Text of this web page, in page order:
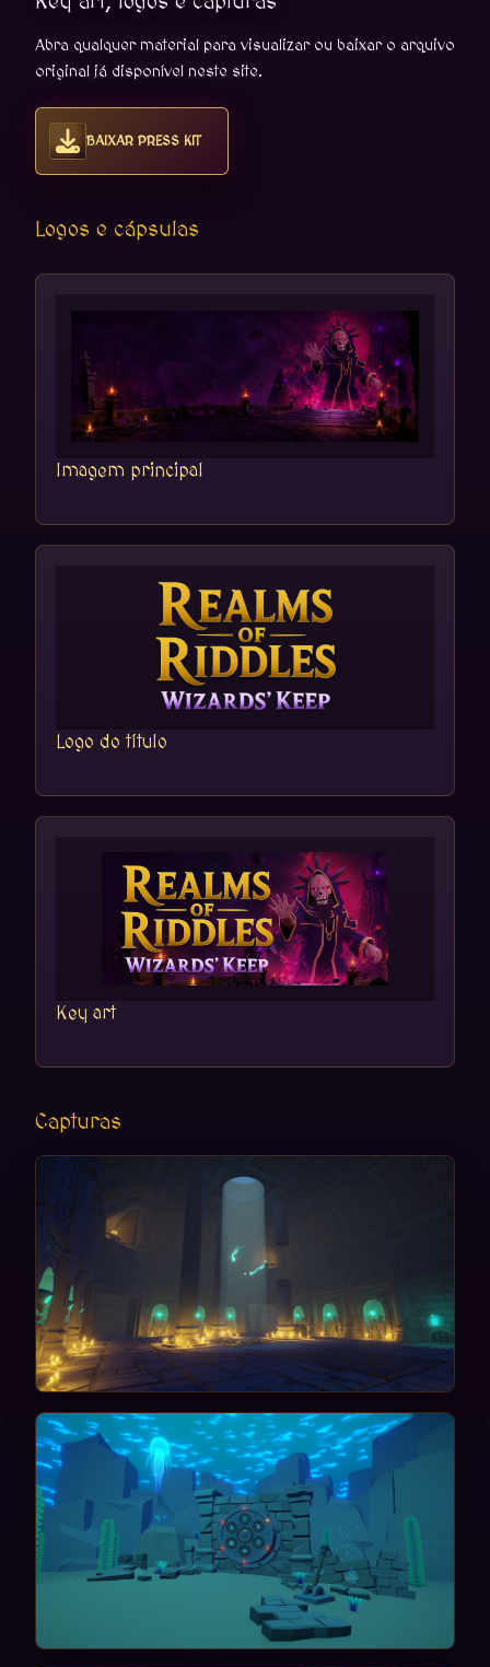
Abra qualquer material para visualizar ou baixar o arquivo
original já disponível neste site.
BAIXAR PRESS KIT
Logos e cápsulas
Imagem principal
Logo do título
Key art
Capturas